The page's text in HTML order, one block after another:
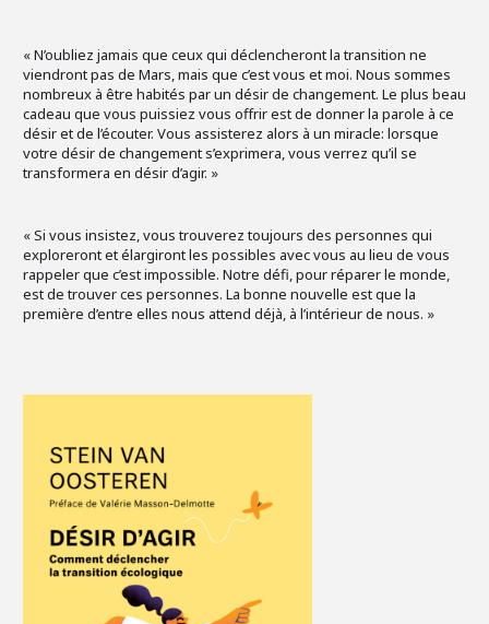
« N’oubliez jamais que ceux qui déclencheront la transition ne
viendront pas de Mars, mais que c’est vous et moi. Nous sommes
nombreux à être habités par un désir de changement. Le plus beau
cadeau que vous puissiez vous offrir est de donner la parole à ce
désir et de l’écouter. Vous assisterez alors à un miracle: lorsque
votre désir de changement s’exprimera, vous verrez qu’il se
transformera en désir d’agir. »
« Si vous insistez, vous trouverez toujours des personnes qui
exploreront et élargiront les possibles avec vous au lieu de vous
rappeler que c’est impossible. Notre défi, pour réparer le monde,
est de trouver ces personnes. La bonne nouvelle est que la
première d’entre elles nous attend déjà, à l’intérieur de nous. »